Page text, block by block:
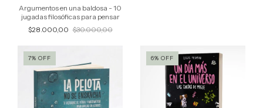
Argumentos en una baldosa - 10
jugadas filosóficas para pensar
$28.000,00 $30.000,00
7% OFF 6% OFF